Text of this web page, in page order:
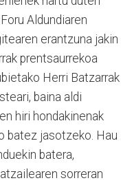
Aldundiaren
erantzuna jakin
prentsaurrekoa
Herri Batzarrak
baina aldi
hiri hondakinenak
batez jasotzeko. Hau
batera,
sorreran